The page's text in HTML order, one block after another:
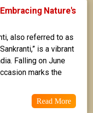
Nature's
also referred to as
is a vibrant
Falling on June
marks the
Read More